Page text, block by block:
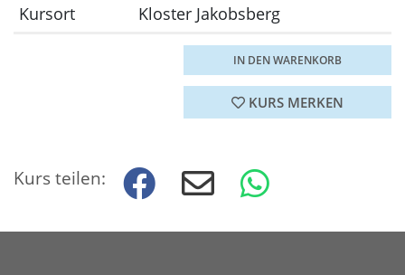
Kursort
Kloster Jakobsberg
IN DEN WARENKORB
KURS MERKEN
Kurs teilen: